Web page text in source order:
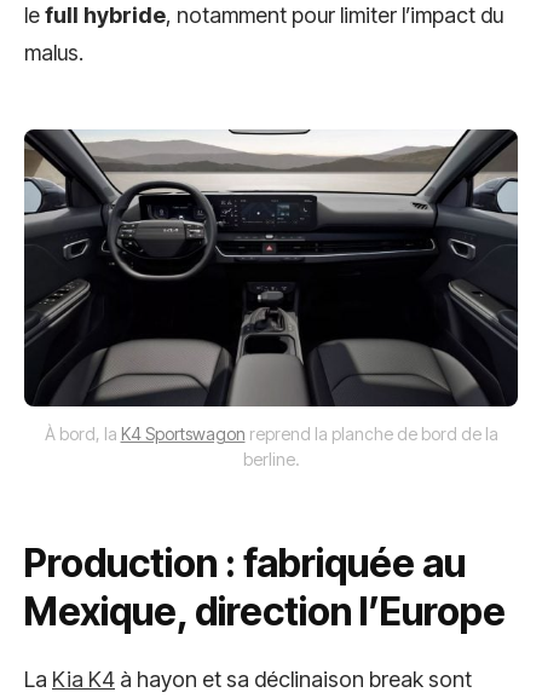
lefull hybride, notamment pour limiter l’impact du
malus.
À bord, la K4 Sportswagon reprend la planche de bord de la
berline.
Production : fabriquée au
Mexique, direction l’Europe
La Kia K4 à hayon et sa déclinaison break sont